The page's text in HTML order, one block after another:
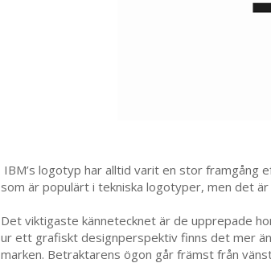
IBM’s logotyp har alltid varit en stor framgång
som är populärt i tekniska logotyper, men det
Det viktigaste kännetecknet är de upprepade
ur ett grafiskt designperspektiv finns det mer
marken. Betraktarens ögon går främst från